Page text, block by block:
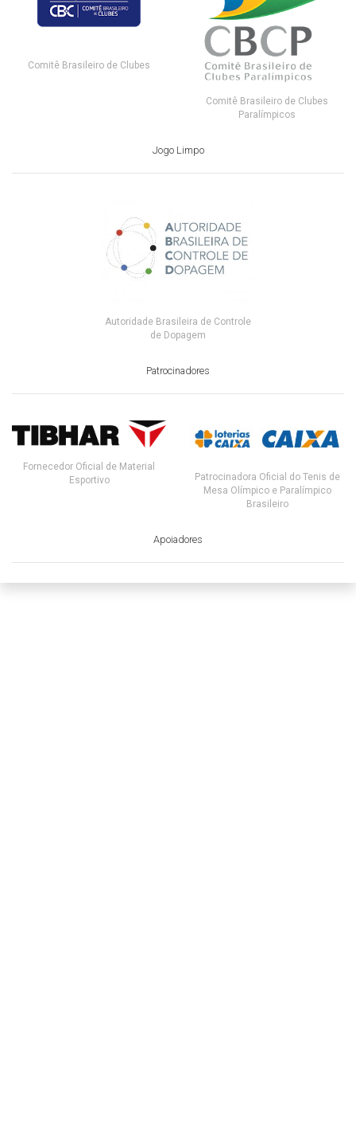
Comitê Brasileiro de Clubes
Comitê Brasileiro de Clubes
Paralímpicos
Jogo Limpo
Autoridade Brasileira de Controle
de Dopagem
Patrocinadores
Fornecedor Oficial de Material
Esportivo
Patrocinadora Oficial do Tenis de
Mesa Olímpico e Paralímpico
Brasileiro
Apoiadores